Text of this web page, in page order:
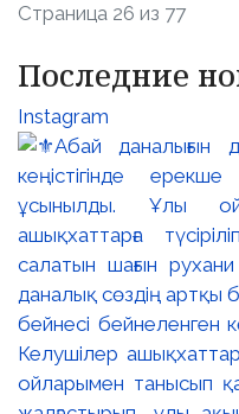
Страница 26 из 77
Последние
Instagram